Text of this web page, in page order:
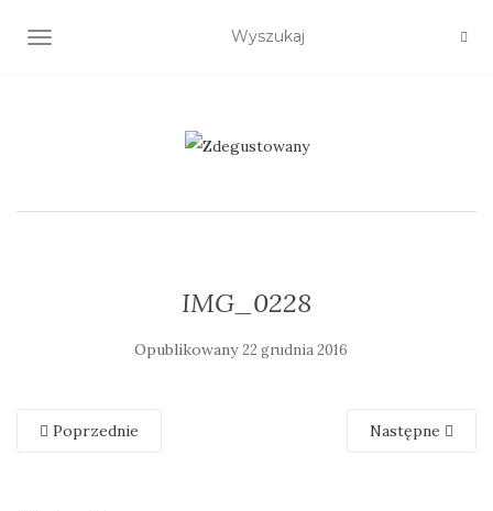
TOGGLE NAVIGATION
IMG_0228
Opublikowany22 grudnia 2016
Poprzednie Następne